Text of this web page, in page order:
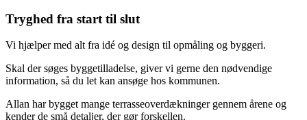
Tryghed fra start til slut
Vi hjælper med alt fra idé og design til opmåling og byggeri.
Skal der søges byggetilladelse, giver vi gerne den nødvendige
information, så du let kan ansøge hos kommunen.
Allan har bygget mange terrasseoverdækninger gennem årene og
kender de små detaljer, der gør forskellen.